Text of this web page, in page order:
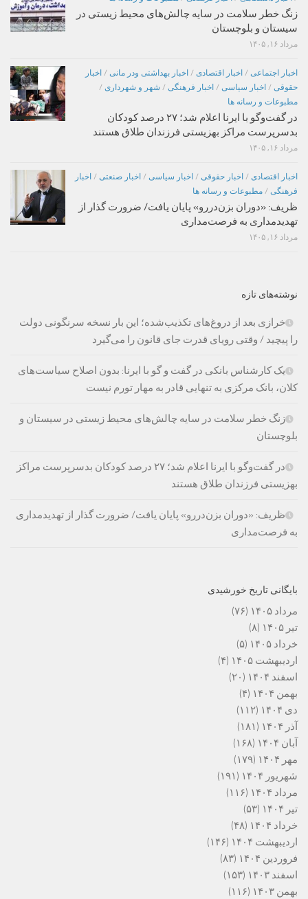
زنگ خطر سلامت در سایه چالش‌های محیط زیستی در
سیستان و بلوچستان
مرداد ۱۶, ۱۴۰۵
اخبار اجتماعی / اخبار اقتصادی / اخبار بهداشتی ودر مانی / اخبار
حقوقی / اخبار سیاسی / اخبار فرهنگی / شهر و شهرداری /
مطبوعات و رسانه ها
در گفت‌وگو با ایرنا اعلام شد؛ ۲۷ درصد کودکان
بدسرپرست مراکز بهزیستی فرزندان طلاق هستند
مرداد ۱۶, ۱۴۰۵
اخبار اقتصادی / اخبار حقوقی / اخبار سیاسی / اخبار صنعتی / اخبار
فرهنگی / مطبوعات و رسانه ها
ظریف: «دوران بزن‌دررو» پایان یافت/ ضرورت گذار از
تهدیدمداری به فرصت‌مداری
مرداد ۱۶, ۱۴۰۵
نوشته‌های تازه
خرازی بعد از دروغ‌های تکذیب‌شده؛ این بار نسخه سرنگونی دولت
را پیچید / وقتی رویای قدرت جای قانون را می‌گیرد
یک کارشناس بانکی در گفت و گو با ایرنا: بدون اصلاح سیاست‌های
کلان، بانک مرکزی به تنهایی قادر به مهار تورم نیست
زنگ خطر سلامت در سایه چالش‌های محیط زیستی در سیستان و
بلوچستان
در گفت‌وگو با ایرنا اعلام شد؛ ۲۷ درصد کودکان بدسرپرست مراکز
بهزیستی فرزندان طلاق هستند
ظریف: «دوران بزن‌دررو» پایان یافت/ ضرورت گذار از تهدیدمداری
به فرصت‌مداری
بایگانی تاریخ خورشیدی
مرداد ۱۴۰۵
(۷۶)
تیر ۱۴۰۵
(۸)
خرداد ۱۴۰۵
(۵)
اردیبهشت ۱۴۰۵
(۴)
اسفند ۱۴۰۴
(۲۰)
بهمن ۱۴۰۴
(۴)
دی ۱۴۰۴
(۱۱۲)
آذر ۱۴۰۴
(۱۸۱)
آبان ۱۴۰۴
(۱۶۸)
مهر ۱۴۰۴
(۱۷۹)
شهریور ۱۴۰۴
(۱۹۱)
مرداد ۱۴۰۴
(۱۱۶)
تیر ۱۴۰۴
(۵۳)
خرداد ۱۴۰۴
(۴۸)
اردیبهشت ۱۴۰۴
(۱۴۶)
فروردین ۱۴۰۴
(۸۳)
اسفند ۱۴۰۳
(۱۵۳)
بهمن ۱۴۰۳
(۱۱۶)